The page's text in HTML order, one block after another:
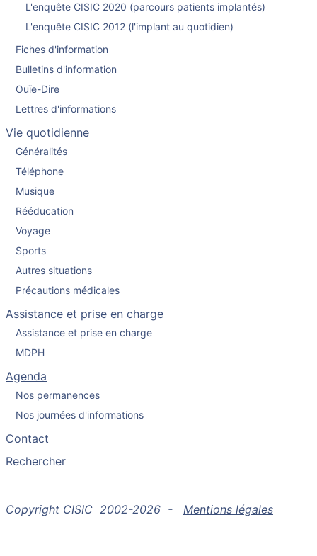
L'enquête CISIC 2020 (parcours patients implantés)
L'enquête CISIC 2012 (l'implant au quotidien)
Fiches d'information
Bulletins d'information
Ouïe-Dire
Lettres d'informations
Vie quotidienne
Généralités
Téléphone
Musique
Rééducation
Voyage
Sports
Autres situations
Précautions médicales
Assistance et prise en charge
Assistance et prise en charge
MDPH
Agenda
Nos permanences
Nos journées d'informations
Contact
Rechercher
Copyright CISIC 2002-2026 - Mentions légales